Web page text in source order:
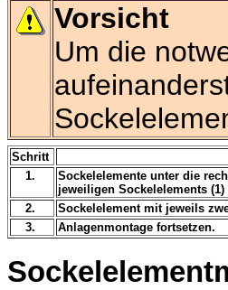
Vorsicht
Um die
Schritt
1.
Sockelelemente unter die
jeweiligen Sockelelements
2.
Sockelelement mit jeweils
3.
Anlagenmontage fortsetzen.